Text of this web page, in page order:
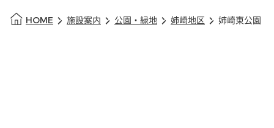
HOME 施設案内 公園・緑地 姉崎地区 姉崎東公園